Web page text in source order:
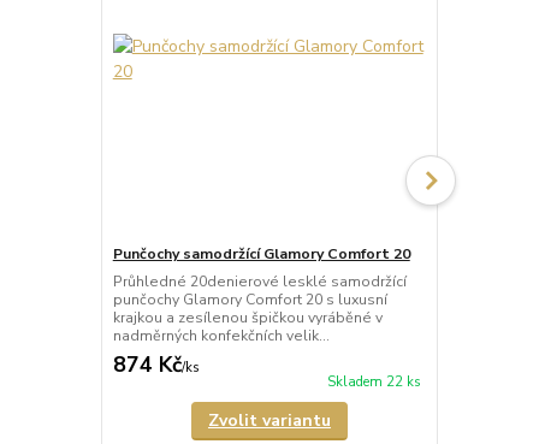
Punčochy samodržící Glamory Comfort 20
Průhledné 20denierové lesklé samodržící
punčochy Glamory Comfort 20 s luxusní
krajkou a zesílenou špičkou vyráběné v
nadměrných konfekčních velik...
874 Kč/ks
Skladem 22 ks
Zvolit variantu